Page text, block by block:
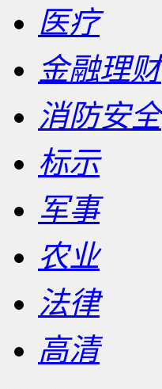
医疗
金融理财
消防安全
标示
军事
农业
法律
高清